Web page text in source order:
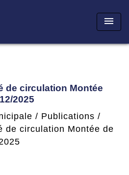
menu
de circulation Montée
2025
/ Publications /
de circulation Montée de